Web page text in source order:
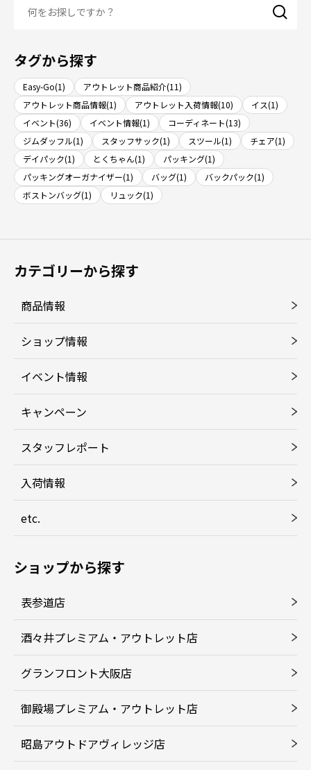
タグから探す
Easy-Go(1)
アウトレット商品紹介(11)
アウトレット商品情報(1)
アウトレット入荷情報(10)
イス(1)
イベント(36)
イベント情報(1)
コーディネート(13)
ジムダッフル(1)
スタッフサック(1) スツール(1)
チェア(1)
デイパック(1)
とくちゃん(1)
パッキング(1)
パッキングオーガナイザー(1)
バッグ(1)
バックパック(1)
ボストンバッグ(1)
リュック(1)
カテゴリーから探す
商品情報
ショップ情報
イベント情報
キャンペーン
スタッフレポート
入荷情報
etc.
ショップから探す
表参道店
酒々井プレミアム・アウトレット店
グランフロント大阪店
御殿場プレミアム・アウトレット店
昭島アウトドアヴィレッジ店